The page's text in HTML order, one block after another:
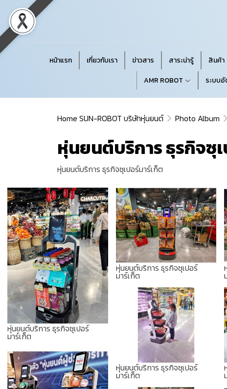
หน้าแรก เกี่ยวกับเรา ข่าวสาร สาระน่ารู้ สินค้า
AMR ROBOT
ระบบ
Home SUN-ROBOT บริษัทหุ่นยนต์ Photo Album
หุ่นยนต์บริการ ธุรกิจซุ
หุ่นยนต์บริการ ธุรกิจซุเปอร์มาร์เก็ต
หุ่นยนต์บริการ ธุรกิจซุเปอร์
มาร์เก็ต
หุ่นยนต์บริการ ธุรกิจซุเปอร์
มาร์เก็ต
หุ่นยนต์บริการ ธุรกิจซุเปอร์
มาร์เก็ต